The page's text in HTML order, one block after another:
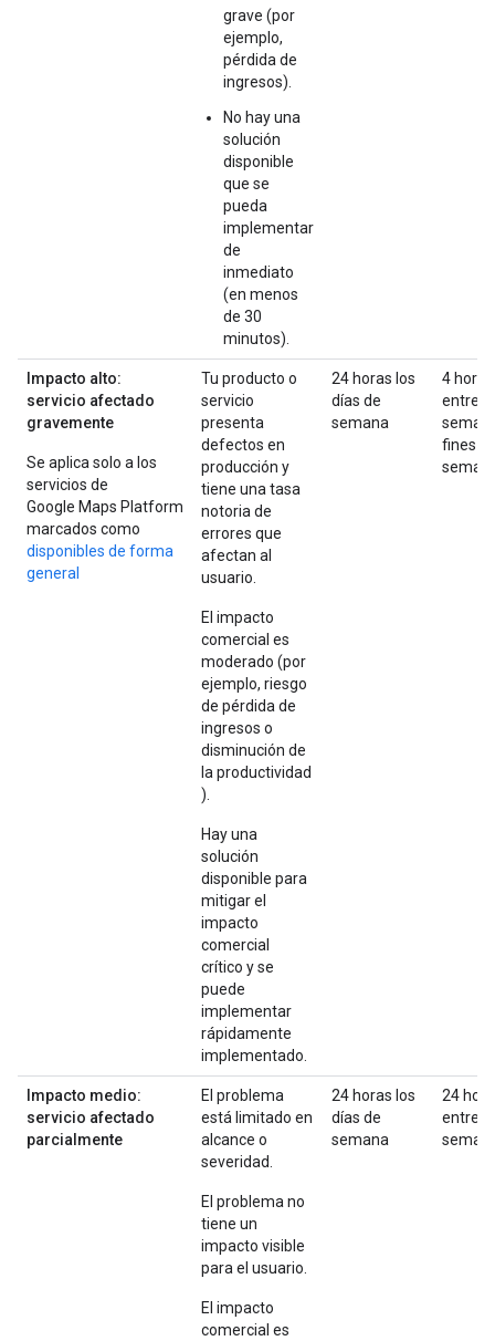
grave (por
ejemplo,
pérdida de
ingresos).
No hay una
solución
disponible
que se
pueda
implementar
de
inmediato
(en menos
de 30
minutos).
Impacto alto:
servicio afectado
gravemente
Se aplica solo a los
servicios de
Google Maps Platform
marcados como
disponibles de forma
general
Tu producto o
servicio
presenta
defectos en
producción y
tiene una tasa
notoria de
errores que
afectan al
usuario.
El impacto
comercial es
moderado (por
ejemplo, riesgo
de pérdida de
ingresos o
disminución de
la productividad
).
Hay una
solución
disponible para
mitigar el
impacto
comercial
crítico y se
puede
implementar
rápidamente
implementado.
24 horas los
días de
semana
4 horas
entre
fines
Impacto medio:
servicio afectado
parcialmente
El problema
está limitado en
alcance o
severidad.
El problema no
tiene un
impacto visible
para el usuario.
El impacto
comercial es
24 horas los
días de
semana
24
entre